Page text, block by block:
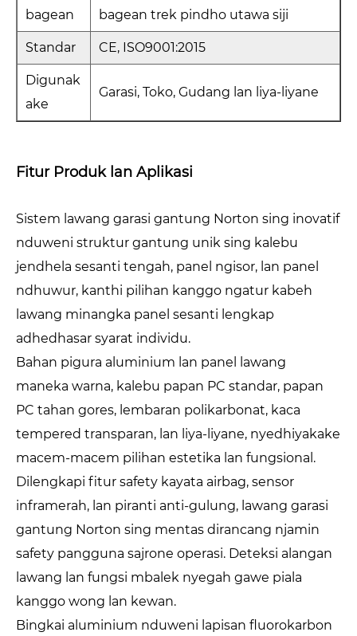
bagean bagean trek pindho utawa siji
Standar CE, ISO9001:2015
Digunak
ake
Garasi, Toko, Gudang lan liya-liyane
Fitur Produk lan Aplikasi
Sistem lawang garasi gantung Norton sing inovatif
nduweni struktur gantung unik sing kalebu
jendhela sesanti tengah, panel ngisor, lan panel
ndhuwur, kanthi pilihan kanggo ngatur kabeh
lawang minangka panel sesanti lengkap
adhedhasar syarat individu.
Bahan pigura aluminium lan panel lawang
maneka warna, kalebu papan PC standar, papan
PC tahan gores, lembaran polikarbonat, kaca
tempered transparan, lan liya-liyane, nyedhiyakake
macem-macem pilihan estetika lan fungsional.
Dilengkapi fitur safety kayata airbag, sensor
inframerah, lan piranti anti-gulung, lawang garasi
gantung Norton sing mentas dirancang njamin
safety pangguna sajrone operasi. Deteksi alangan
lawang lan fungsi mbalek nyegah gawe piala
kanggo wong lan kewan.
Bingkai aluminium nduweni lapisan fluorokarbon